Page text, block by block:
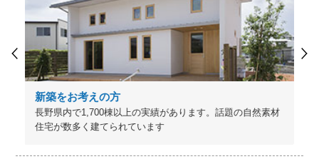
新築をお考えの方
長野県内で1,700棟以上の実績があります。話題の自然素材
住宅が数多く建てられています